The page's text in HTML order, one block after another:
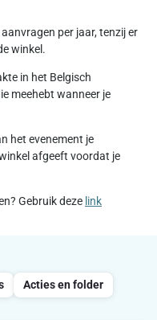
per jaar, tenzij er
winkel.
in het Belgisch
meehebt wanneer je
het evenement je
afgeeft voordat je
Gebruik deze link
Acties en folder